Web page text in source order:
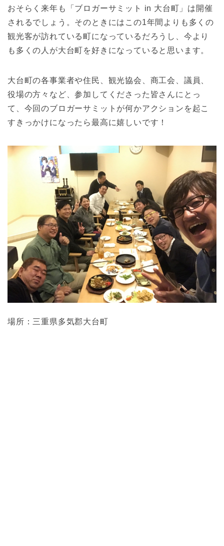
おそらく来年も「ブロガーサミット in 大台町」は開催
されるでしょう。そのときにはこの1年間よりも多くの
観光客が訪れている町になっているだろうし、今より
も多くの人が大台町を好きになっていると思います。
大台町の各事業者や住民、観光協会、商工会、議員、
役場の方々など、参加してくださった皆さんにとっ
て、今回のブロガーサミットが何かアクションを起こ
すきっかけになったら最高に嬉しいです！
場所：三重県多気郡大台町